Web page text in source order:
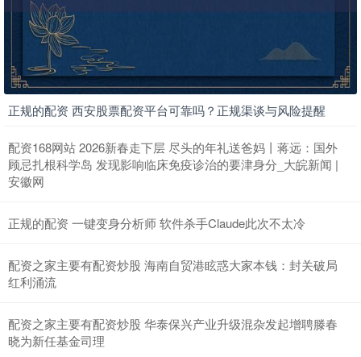
正规的配资 西安股票配资平台可靠吗？正规渠谈与风险提醒
配资168网站 2026新春走下层 尽头的年礼送爸妈丨蒋远：国外
顾忌扎根科学岛 发现影响临床免疫诊治的要津身分_大皖新闻 |
安徽网
正规的配资 一键变身分析师 软件杀手Claude此次不太冷
配资之家主要有配资炒股 海南自贸港眩惑大家本钱：封关破局
红利涌流
配资之家主要有配资炒股 华泰保兴产业升级混杂发起增聘滕春
晓为新任基金司理